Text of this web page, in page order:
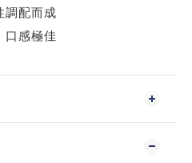
調配而成
口感極佳